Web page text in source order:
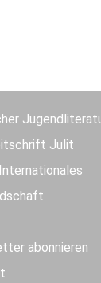
Julit
abonnieren